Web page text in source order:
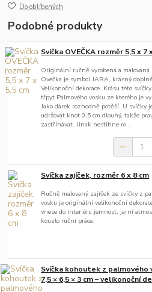
Do oblíbených
Podobné produkty
Svíčka OVEČKA rozměr 5,5 x 7
Originální ručně vyrobená a malovaná
Ovečka je symbol JARA, krásný
Velikonoční dekorace. Krásu této
třpyt Palmového vosku ze kterého je
Jako dárek rozhodně potěší. U svíčky
udržovat knot 0,5 cm dlouhý, takže
zastříhávat. Jinak nestihne ro...
Svíčka zajíček, rozměr 6 x 8 cm
Ručně malovaný zajíček ze svíčky z
vosku je originální velikonoční
vnese do interiéru jemnost, jarní
kouzlo ruční práce.
Svíčka kohoutek z palmového
7,5 × 6,5 × 3 cm – velikonoční